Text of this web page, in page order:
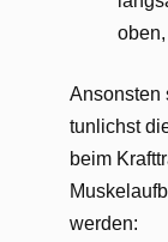
Ansonsten
tunlichst
beim
werden: